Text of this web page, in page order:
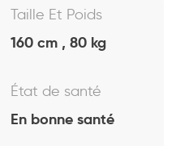
Taille Et Poids
160 cm , 80 kg
État de santé
En bonne santé